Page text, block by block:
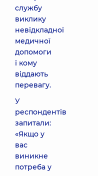
службу
виклику
невідкладної
медичної
допомоги
і кому
віддають
перевагу.
У
респондентів
запитали:
«Якщо у
вас
виникне
потреба у